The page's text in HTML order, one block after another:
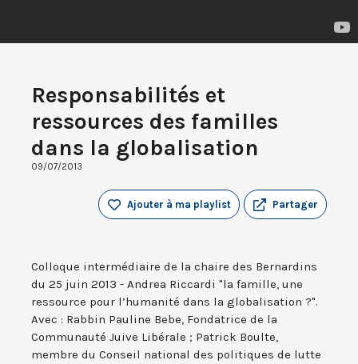
Responsabilités et
ressources des familles
dans la globalisation
09/07/2013
Partager
Ajouter à ma playlist
Colloque intermédiaire de la chaire des Bernardins
du 25 juin 2013 - Andrea Riccardi "la famille, une
ressource pour l’humanité dans la globalisation ?".
Avec : Rabbin Pauline Bebe, Fondatrice de la
Communauté Juive Libérale ; Patrick Boulte,
membre du Conseil national des politiques de lutte